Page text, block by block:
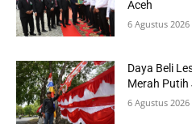
Aceh
6 Agustus 2026
Daya Beli
Merah Putih
6 Agustus 2026